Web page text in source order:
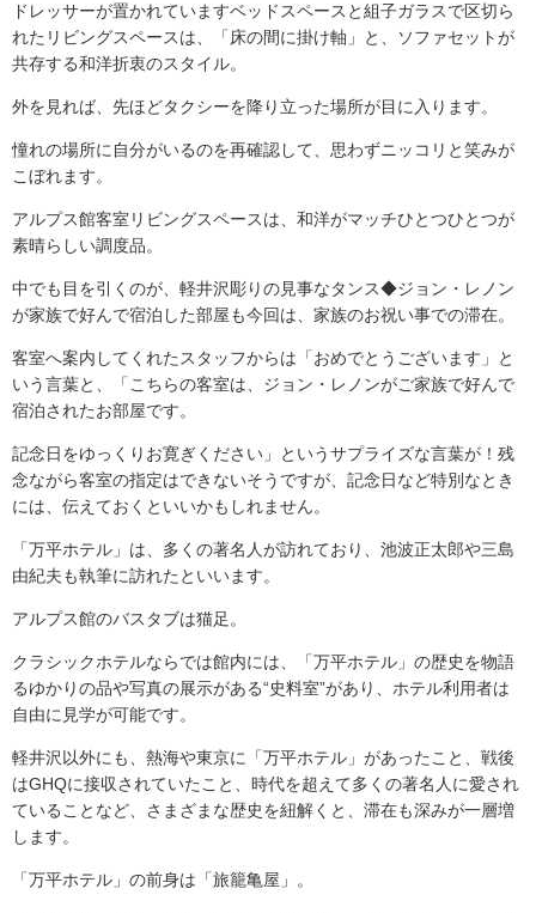
ドレッサーが置かれていますベッドスペースと組子ガラスで区切ら
れたリビングスペースは、「床の間に掛け軸」と、ソファセットが
共存する和洋折衷のスタイル。
外を見れば、先ほどタクシーを降り立った場所が目に入ります。
憧れの場所に自分がいるのを再確認して、思わずニッコリと笑みが
こぼれます。
アルプス館客室リビングスペースは、和洋がマッチひとつひとつが
素晴らしい調度品。
中でも目を引くのが、軽井沢彫りの見事なタンス◆ジョン・レノン
が家族で好んで宿泊した部屋も今回は、家族のお祝い事での滞在。
客室へ案内してくれたスタッフからは「おめでとうございます」と
いう言葉と、「こちらの客室は、ジョン・レノンがご家族で好んで
宿泊されたお部屋です。
記念日をゆっくりお寛ぎください」というサプライズな言葉が！残
念ながら客室の指定はできないそうですが、記念日など特別なとき
には、伝えておくといいかもしれません。
「万平ホテル」は、多くの著名人が訪れており、池波正太郎や三島
由紀夫も執筆に訪れたといいます。
アルプス館のバスタブは猫足。
クラシックホテルならでは館内には、「万平ホテル」の歴史を物語
るゆかりの品や写真の展示がある“史料室”があり、ホテル利用者は
自由に見学が可能です。
軽井沢以外にも、熱海や東京に「万平ホテル」があったこと、戦後
はGHQに接収されていたこと、時代を超えて多くの著名人に愛され
ていることなど、さまざまな歴史を紐解くと、滞在も深みが一層増
します。
「万平ホテル」の前身は「旅籠亀屋」。